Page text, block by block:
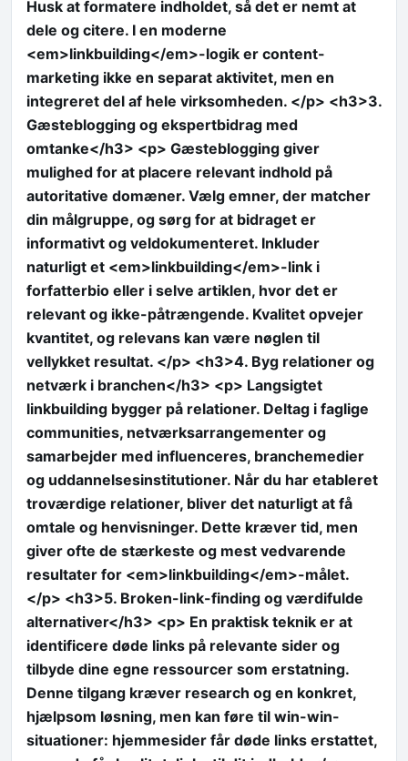
Husk at formatere indholdet, så det er nemt at
dele og citere. I en moderne
<em>linkbuilding</em>-logik er content-
marketing ikke en separat aktivitet, men en
integreret del af hele virksomheden. </p> <h3>3.
Gæsteblogging og ekspertbidrag med
omtanke</h3> <p> Gæsteblogging giver
mulighed for at placere relevant indhold på
autoritative domæner. Vælg emner, der matcher
din målgruppe, og sørg for at bidraget er
informativt og veldokumenteret. Inkluder
naturligt et <em>linkbuilding</em>-link i
forfatterbio eller i selve artiklen, hvor det er
relevant og ikke-påtrængende. Kvalitet opvejer
kvantitet, og relevans kan være nøglen til
vellykket resultat. </p> <h3>4. Byg relationer og
netværk i branchen</h3> <p> Langsigtet
linkbuilding bygger på relationer. Deltag i faglige
communities, netværksarrangementer og
samarbejder med influenceres, branchemedier
og uddannelsesinstitutioner. Når du har etableret
troværdige relationer, bliver det naturligt at få
omtale og henvisninger. Dette kræver tid, men
giver ofte de stærkeste og mest vedvarende
resultater for <em>linkbuilding</em>-målet.
</p> <h3>5. Broken-link-finding og værdifulde
alternativer</h3> <p> En praktisk teknik er at
identificere døde links på relevante sider og
tilbyde dine egne ressourcer som erstatning.
Denne tilgang kræver research og en konkret,
hjælpsom løsning, men kan føre til win-win-
situationer: hjemmesider får døde links erstattet,